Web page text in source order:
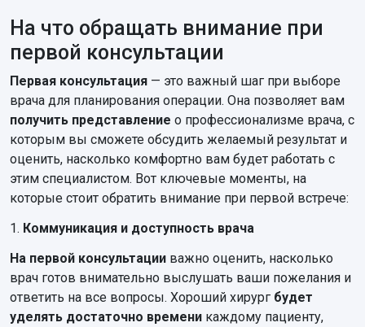
На что обращать внимание при
первой консультации
Первая консультация — это важный шаг при выборе
врача для планирования операции. Она позволяет вам
получить представление о профессионализме врача, с
которым вы сможете обсудить желаемый результат и
оценить, насколько комфортно вам будет работать с
этим специалистом. Вот ключевые моменты, на
которые стоит обратить внимание при первой встрече:
1. Коммуникация и доступность врача
На первой консультации важно оценить, насколько
врач готов внимательно выслушать ваши пожелания и
ответить на все вопросы. Хороший хирург будет
уделять достаточно времени каждому пациенту,